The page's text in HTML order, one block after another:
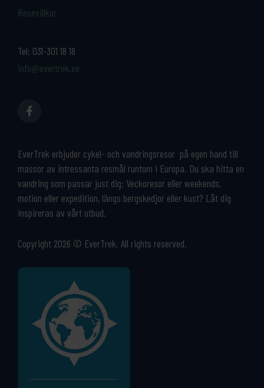
Tel: 031-301 18 18
info@evertrek.se
EverTrek erbjuder cykel- och vandringsresor på egen hand till
massor av intressanta resmål runtom i Europa. Du ska hitta en
vandring som passar just dig: Veckoresor eller weekends,
motion eller expedition, längs bergskedjor eller kust? Låt dig
inspireras av vårt utbud.
Copyright 2026 © EverTrek. All rights reserved.
Resevillkor